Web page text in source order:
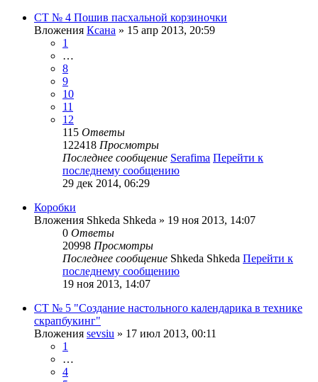
СТ № 4 Пошив пасхальной корзиночки
Вложения Ксана » 15 апр 2013, 20:59
1
…
8
9
10
11
12
115 Ответы
122418 Просмотры
Последнее сообщение Serafima Перейти к
последнему сообщению
29 дек 2014, 06:29
Коробки
Вложения Shkeda Shkeda » 19 ноя 2013, 14:07
0 Ответы
20998 Просмотры
Последнее сообщение Shkeda Shkeda Перейти к
последнему сообщению
19 ноя 2013, 14:07
СТ № 5 "Создание настольного календарика в технике
скрапбукинг"
Вложения sevsiu » 17 июл 2013, 00:11
1
…
4